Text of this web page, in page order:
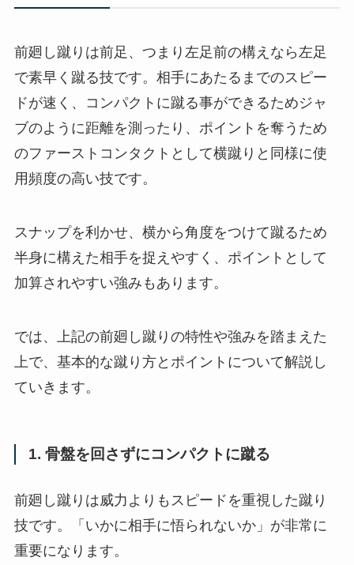
前廻し蹴りは前足、つまり左足前の構えなら左足
で素早く蹴る技です。相手にあたるまでのスピー
ドが速く、コンパクトに蹴る事ができるためジャ
ブのように距離を測ったり、ポイントを奪うため
のファーストコンタクトとして横蹴りと同様に使
用頻度の高い技です。
スナップを利かせ、横から角度をつけて蹴るため
半身に構えた相手を捉えやすく、ポイントとして
加算されやすい強みもあります。
では、上記の前廻し蹴りの特性や強みを踏まえた
上で、基本的な蹴り方とポイントについて解説し
ていきます。
1. 骨盤を回さずにコンパクトに蹴る
前廻し蹴りは威力よりもスピードを重視した蹴り
技です。「いかに相手に悟られないか」が非常に
重要になります。